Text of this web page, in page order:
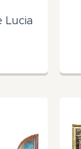
Lucia